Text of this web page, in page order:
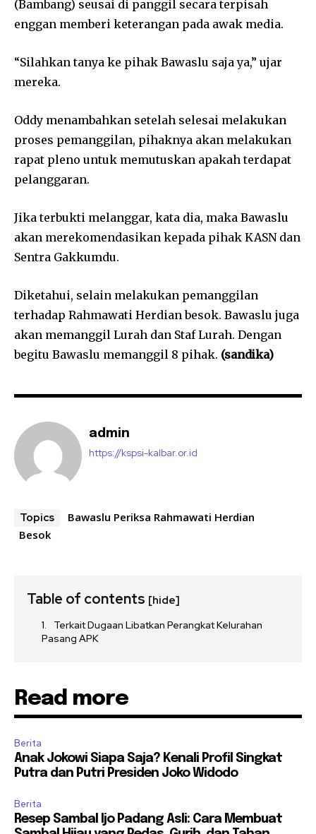
(Bambang) seusai di panggil secara terpisah
enggan memberi keterangan pada awak media.
“Silahkan tanya ke pihak Bawaslu saja ya,” ujar
mereka.
Oddy menambahkan setelah selesai melakukan
proses pemanggilan, pihaknya akan melakukan
rapat pleno untuk memutuskan apakah terdapat
pelanggaran.
Jika terbukti melanggar, kata dia, maka Bawaslu
akan merekomendasikan kepada pihak KASN dan
Sentra Gakkumdu.
Diketahui, selain melakukan pemanggilan
terhadap Rahmawati Herdian besok. Bawaslu juga
akan memanggil Lurah dan Staf Lurah. Dengan
begitu Bawaslu memanggil 8 pihak. (sandika)
admin
https://kspsi-kalbar.or.id
Topics
Bawaslu Periksa Rahmawati Herdian
Besok
Table of contents [hide]
Terkait Dugaan Libatkan Perangkat Kelurahan
Pasang APK
Read more
Berita
Anak Jokowi Siapa Saja? Kenali Profil Singkat
Putra dan Putri Presiden Joko Widodo
Berita
Resep Sambal Ijo Padang Asli: Cara Membuat